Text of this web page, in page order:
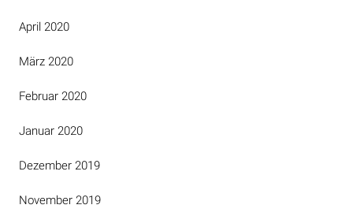
April 2020
März 2020
Februar 2020
Januar 2020
Dezember 2019
November 2019